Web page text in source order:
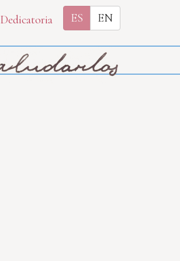
Dedicatoria ES EN